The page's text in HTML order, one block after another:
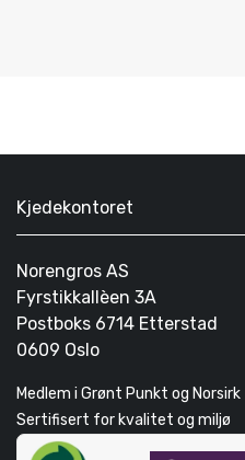
Kjedekontoret
Norengros AS
Fyrstikkallèen 3A
Postboks 6714 Etterstad
0609 Oslo
Medlem i Grønt Punkt og Norsirk
Sertifisert for kvalitet og miljø